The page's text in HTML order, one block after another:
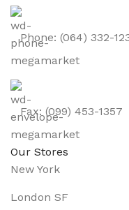
Phone: (064) 332-
Fax: (099) 453-1357
Our Stores
New York
London SF